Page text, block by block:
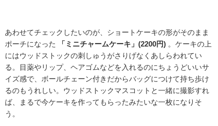
あわせてチェックしたいのが、ショートケーキの形がそのまま
ポーチになった
「ミニチャームケーキ」(2200円) 。ケーキの上
にはウッドストックの刺しゅうがさりげなくあしらわれてい
る。目薬やリップ、ヘアゴムなどを入れるのにちょうどいいサ
イズ感で、ボールチェーン付きだからバッグにつけて持ち歩け
るのもうれしい。ウッドストックマスコットと一緒に撮影すれ
ば、まるで今ケーキを作ってもらったみたいな一枚になりそ
う。